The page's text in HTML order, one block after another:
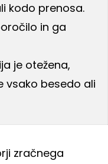
kodo prenosa.
in ga
je otežena,
vsako besedo ali
zračnega